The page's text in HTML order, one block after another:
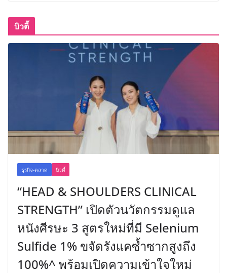
บิวตี้
ธุรกิจ-ตลาด บิวตี้
“HEAD & SHOULDERS CLINICAL
STRENGTH” เปิดตัวนวัตกรรมดูแล
หนังศีรษะ 3 สูตรใหม่ที่มี Selenium
Sulfide 1% ขจัดรังแคซ้ำซากสูงถึง
100%^ พร้อมเปิดความเข้าใจใหม่